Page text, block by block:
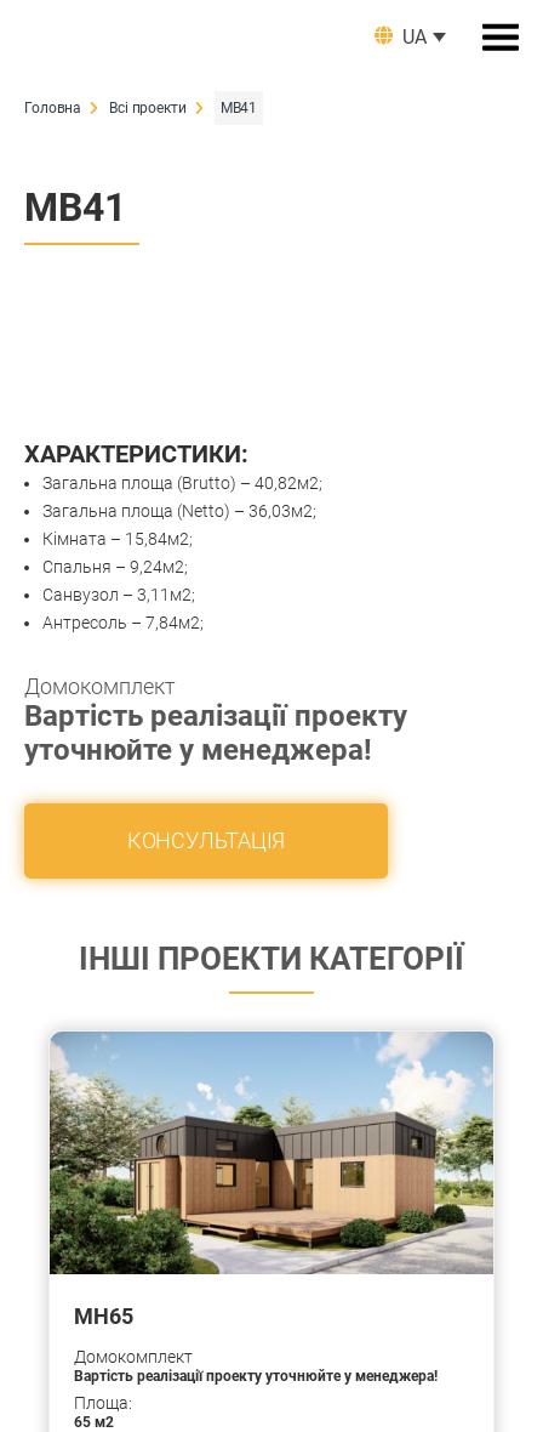
UA
Головна Всі проекти МВ41
МВ41
ХАРАКТЕРИСТИКИ:
Загальна площа (Brutto) – 40,82м2;
Загальна площа (Netto) – 36,03м2;
Кімната – 15,84м2;
Спальня – 9,24м2;
Санвузол – 3,11м2;
Антресоль – 7,84м2;
Домокомплект
Вартість реалізації проекту
уточнюйте у менеджера!
КОНСУЛЬТАЦІЯ
ІНШІ ПРОЕКТИ КАТЕГОРІЇ
МН65
Домокомплект
Вартість реалізації проекту уточнюйте у менеджера!
Площа:
65 м2